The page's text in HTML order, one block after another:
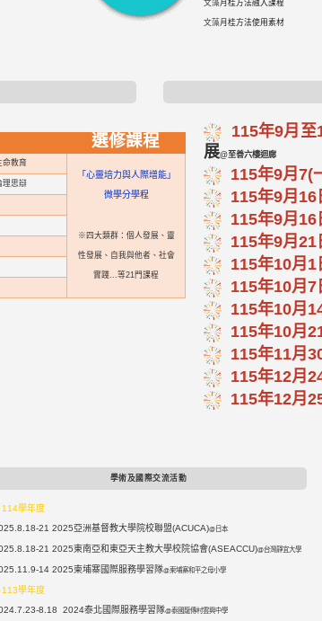
文藻月桂方法融入課程
文藻月桂方法使用素材
選修課程
命教育
「心靈培力與人際增能」
微學分學程
※四大類群：個人發展、靈
性發展、自我與他者、社會
實踐...等21門課程
理思辯
115年9月至
展@至善六樓迴廊
115年9月7(
115年9月16
115年9月16
115年9月21
115年10月1
115年10月7
115年10月
115年10月
115年11月
115年12月
115年12月
學術及國際交流活動
學年度
21 2025亞洲基督教大學院校聯盟(ACUCA)@日本
21 2025東南亞和東亞天主教大學校院協會(ASEACCU)@台灣靜宜大學
14 2025柬埔寨國際服務學習隊@柬埔寨和平之母小學
學年度
8.18 2024泰北國際服務學習隊@泰國龍傳村雲興中學